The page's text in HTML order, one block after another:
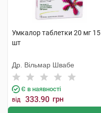
Умкалор таблетки 20 мг 15
шт
Др. Вільмар Швабе
Є в наявності
від 333.90 грн